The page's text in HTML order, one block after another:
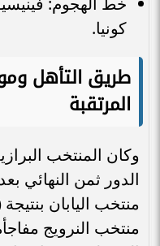
كونيا.
طريق التأهل
المرتقبة
وكان المنتخب
الدور ثمن النهائي
منتخب النرويج